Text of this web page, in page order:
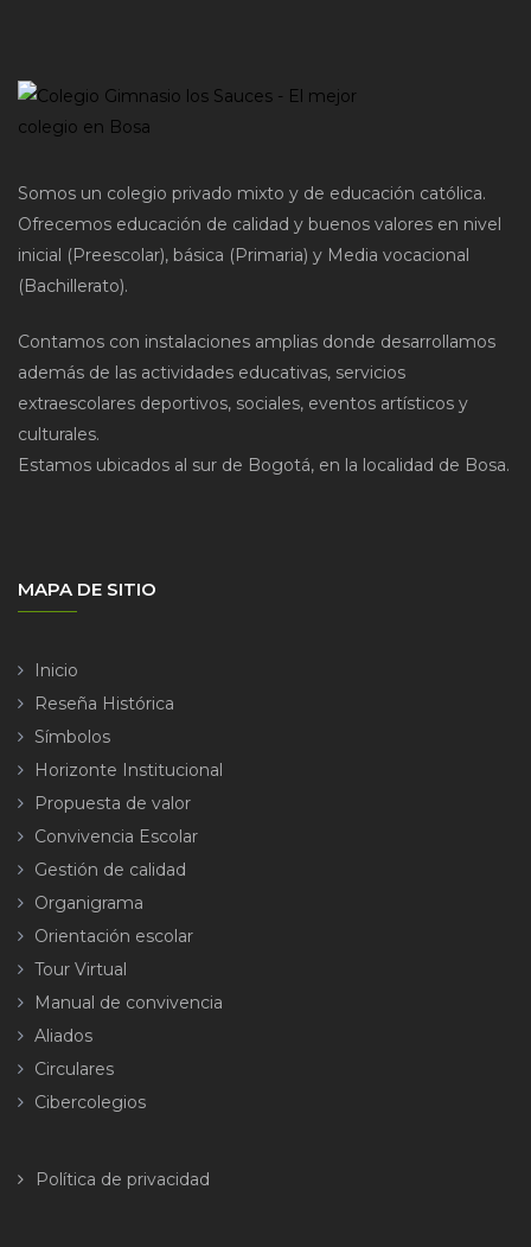
Somos un colegio privado mixto y de educación católica.
Ofrecemos educación de calidad y buenos valores en nivel
inicial (Preescolar), básica (Primaria) y Media vocacional
(Bachillerato).
Contamos con instalaciones amplias donde desarrollamos
además de las actividades educativas, servicios
extraescolares deportivos, sociales, eventos artísticos y
culturales.
Estamos ubicados al sur de Bogotá, en la localidad de Bosa.
MAPA DE SITIO
Inicio
Reseña Histórica
Símbolos
Horizonte Institucional
Propuesta de valor
Convivencia Escolar
Gestión de calidad
Organigrama
Orientación escolar
Tour Virtual
Manual de convivencia
Aliados
Circulares
Cibercolegios
Política de privacidad